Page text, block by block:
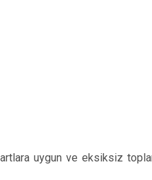
uygun ve eksiksiz